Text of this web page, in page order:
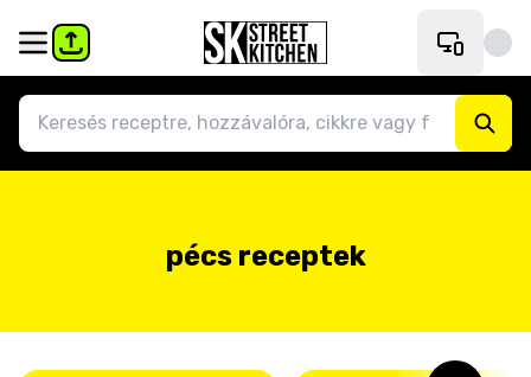
pécs receptek